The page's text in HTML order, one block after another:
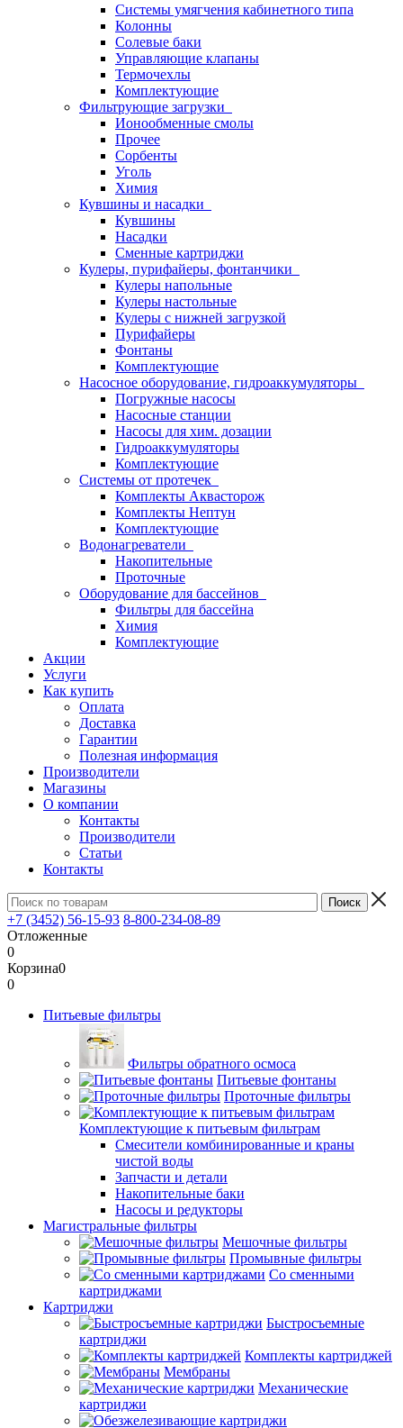
Системы умягчения кабинетного типа
Колонны
Солевые баки
Управляющие клапаны
Термочехлы
Комплектующие
Фильтрующие загрузки
Ионообменные смолы
Прочее
Сорбенты
Уголь
Химия
Кувшины и насадки
Кувшины
Насадки
Сменные картриджи
Кулеры, пурифайеры, фонтанчики
Кулеры напольные
Кулеры настольные
Кулеры с нижней загрузкой
Пурифайеры
Фонтаны
Комплектующие
Насосное оборудование, гидроаккумуляторы
Погружные насосы
Насосные станции
Насосы для хим. дозации
Гидроаккумуляторы
Комплектующие
Системы от протечек
Комплекты Аквасторож
Комплекты Нептун
Комплектующие
Водонагреватели
Накопительные
Проточные
Оборудование для бассейнов
Фильтры для бассейна
Химия
Комплектующие
Акции
Услуги
Как купить
Оплата
Доставка
Гарантии
Полезная информация
Производители
Магазины
О компании
Контакты
Производители
Статьи
Контакты
+7 (3452) 56-15-93 8-800-234-08-89
Отложенные
0
Корзина0
0
Питьевые фильтры
Фильтры обратного осмоса
Питьевые фонтаны
Проточные фильтры
Комплектующие к питьевым фильтрам
Смесители комбинированные и краны
чистой воды
Запчасти и детали
Накопительные баки
Насосы и редукторы
Магистральные фильтры
Мешочные фильтры
Промывные фильтры
Со сменными
картриджами
Картриджи
Быстросъемные
картриджи
Комплекты картриджей
Мембраны
Механические
картриджи